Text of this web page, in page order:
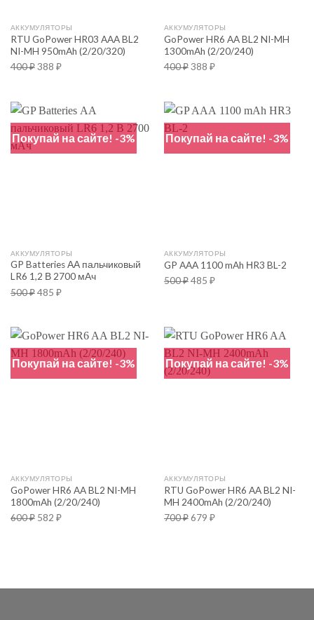
АККУМУЛЯТОРЫ
RTU GoPower HR03 AAA BL2
NI-MH 950mAh (2/20/320)
400₽ 388 ₽
АККУМУЛЯТОРЫ
GoPower HR6 AA BL2 NI-MH
1300mAh (2/20/240)
400₽ 388 ₽
Покупай на сайте! -3%
АККУМУЛЯТОРЫ
GP Batteries АА пальчиковый
LR6 1,2 В 2700 мАч
500₽ 485 ₽
Покупай на сайте! -3%
АККУМУЛЯТОРЫ
GP AAА 1100 mAh НR3 BL-2
500₽ 485 ₽
Покупай на сайте! -3%
АККУМУЛЯТОРЫ
GoPower HR6 AA BL2 NI-MH
1800mAh (2/20/240)
600₽ 582 ₽
Покупай на сайте! -3%
АККУМУЛЯТОРЫ
RTU GoPower HR6 AA BL2 NI-
MH 2400mAh (2/20/240)
700₽ 679 ₽